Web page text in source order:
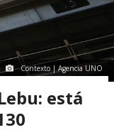
Contexto | Agencia UNO
está